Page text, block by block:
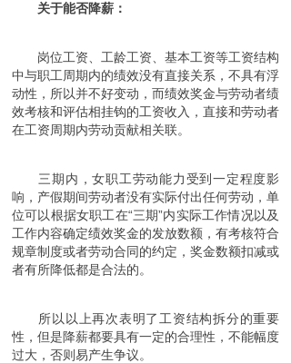
关于能否降薪：
岗位工资、工龄工资、基本工资等工资结构
中与职工周期内的绩效没有直接关系，不具有浮
动性，所以并不好变动，而绩效奖金与劳动者绩
效考核和评估相挂钩的工资收入，直接和劳动者
在工资周期内劳动贡献相关联。
三期内，女职工劳动能力受到一定程度影
响，产假期间劳动者没有实际付出任何劳动，单
位可以根据女职工在“三期”内实际工作情况以及
工作内容确定绩效奖金的发放数额，有考核符合
规章制度或者劳动合同的约定，奖金数额扣减或
者有所降低都是合法的。
所以以上再次表明了工资结构拆分的重要
性，但是降薪都要具有一定的合理性，不能幅度
过大，否则易产生争议。